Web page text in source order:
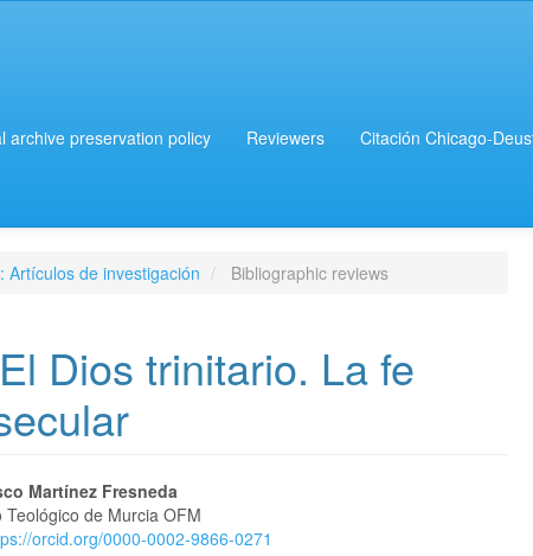
archive preservation policy Reviewers Citación Chicago-
Artículos de investigación Bibliographic reviews
Dios trinitario. La fe
Martínez Fresneda
Teológico de Murcia OFM
orcid.org/0000-0002-9866-0271